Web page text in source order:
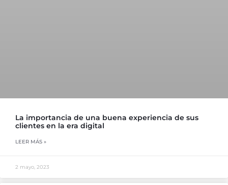
La importancia de una buena experiencia de sus
clientes en la era digital
LEER MÁS »
2 mayo, 2023